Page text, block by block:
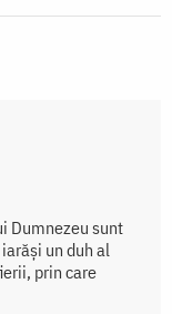
Dumnezeu sunt
un duh al
prin care